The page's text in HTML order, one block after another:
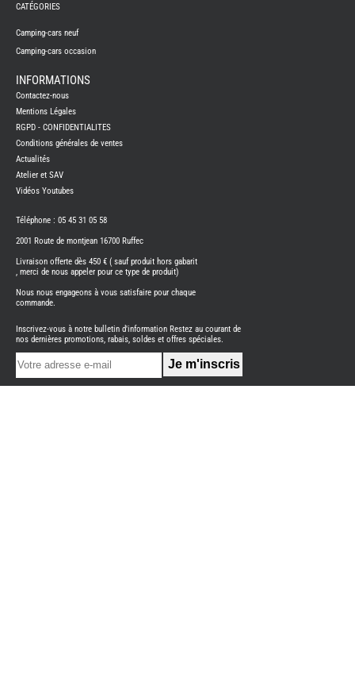
CAMPING-
NEUFS
CAMPING-
CAMPING-
BENIMAR
CAMPING-
CARADO
CAMPING-
ITINEO
CAMPING-
OCCASION
CARADO
NEUFS
FOURGON
BENIMAR
FOURGON
CATÉGORIES
Camping-cars neuf
Camping-cars occasion
INFORMATIONS
Contactez-nous
Mentions Légales
RGPD - CONFIDENTIALITES
Conditions générales de ventes
Actualités
Atelier et SAV
Vidéos Youtubes
Téléphone : 05 45 31 05 58
2001 Route de montjean 16700 Ruffec
Livraison offerte dès 450 € ( sauf produit hors gabarit
, merci de nous appeler pour ce type de produit)
Nous nous engageons à vous satisfaire pour chaque
commande.
Inscrivez-vous à notre bulletin d'information Restez au courant de
nos dernières promotions, rabais, soldes et offres spéciales.